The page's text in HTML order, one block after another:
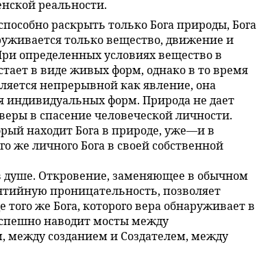
реальности.
раскрыть только Бога природы, Бога
только вещество, движение и
определенных условиях вещество в
в виде живых форм, однако в то время
непрерывной как явление, она
форм. Природа не дает
в спасение человеческой личности.
находит Бога в природе, уже—и в
же личного Бога в своей собственной
душе. Откровение, заменяющее в обычном
проницательность, позволяет
того же Бога, которого вера обнаруживает в
наводит мосты между
созданием и Создателем, между